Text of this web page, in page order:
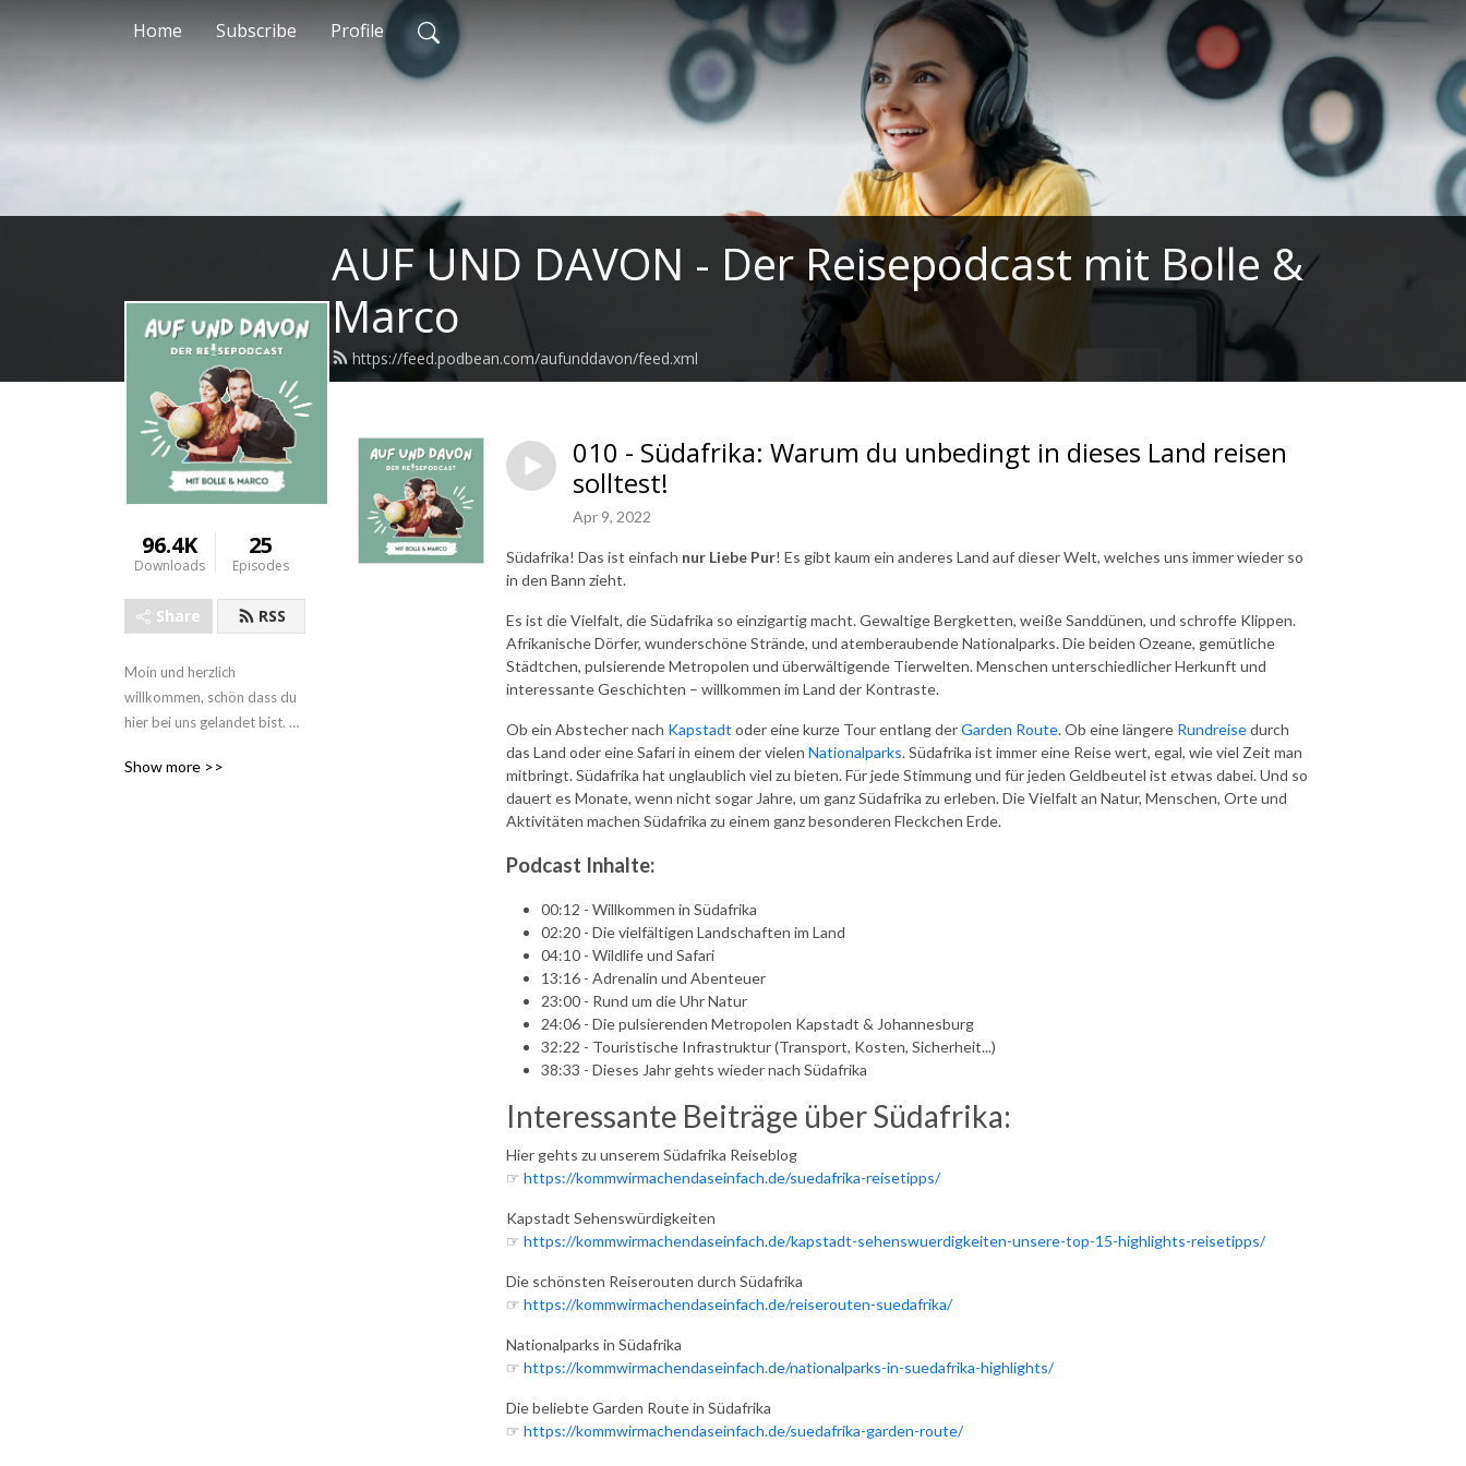
Home Subscribe Profile
AUF UND DAVON - Der Reisepodcast mit Bolle &
Marco
https://feed.podbean.com/aufunddavon/feed.xml
96.4K
Downloads
25
Episodes
Share RSS
Moin und herzlich
willkommen, schön dass du
hier bei uns gelandet bist.
vom Reiseblog "Komm wir
Show more >>
010 - Südafrika: Warum du unbedingt in dieses Land reisen
solltest!
Apr 9, 2022
Südafrika! Das ist einfach nur Liebe Pur! Es gibt kaum ein anderes Land auf dieser Welt, welches uns immer wieder so
in den Bann zieht.
Es ist die Vielfalt, die Südafrika so einzigartig macht. Gewaltige Bergketten, weiße Sanddünen, und schroffe Klippen.
Afrikanische Dörfer, wunderschöne Strände, und atemberaubende Nationalparks. Die beiden Ozeane, gemütliche
Städtchen, pulsierende Metropolen und überwältigende Tierwelten. Menschen unterschiedlicher Herkunft und
interessante Geschichten – willkommen im Land der Kontraste.
Ob ein Abstecher nach Kapstadt oder eine kurze Tour entlang derGarden Route. Ob eine längere Rundreisedurch
das Land oder eine Safari in einem der vielen Nationalparks. Südafrika ist immer eine Reise wert, egal, wie viel Zeit man
mitbringt. Südafrika hat unglaublich viel zu bieten. Für jede Stimmung und für jeden Geldbeutel ist etwas dabei. Und so
dauert es Monate, wenn nicht sogar Jahre, um ganz Südafrika zu erleben. Die Vielfalt an Natur, Menschen, Orte und
Aktivitäten machen Südafrika zu einem ganz besonderen Fleckchen Erde.
Podcast Inhalte:
00:12 - Willkommen in Südafrika
02:20 - Die vielfältigen Landschaften im Land
04:10 - Wildlife und Safari
13:16 - Adrenalin und Abenteuer
23:00 - Rund um die Uhr Natur
24:06 - Die pulsierenden Metropolen Kapstadt & Johannesburg
32:22 - Touristische Infrastruktur (Transport, Kosten, Sicherheit...)
38:33 - Dieses Jahr gehts wieder nach Südafrika
Interessante Beiträge über Südafrika:
Hier gehts zu unserem Südafrika Reiseblog
☞ https://kommwirmachendaseinfach.de/suedafrika-reisetipps/
Kapstadt Sehenswürdigkeiten
☞ https://kommwirmachendaseinfach.de/kapstadt-sehenswuerdigkeiten-unsere-top-15-highlights-reisetipps/
Die schönsten Reiserouten durch Südafrika
☞ https://kommwirmachendaseinfach.de/reiserouten-suedafrika/
Nationalparks in Südafrika
☞ https://kommwirmachendaseinfach.de/nationalparks-in-suedafrika-highlights/
Die beliebte Garden Route in Südafrika
☞ https://kommwirmachendaseinfach.de/suedafrika-garden-route/